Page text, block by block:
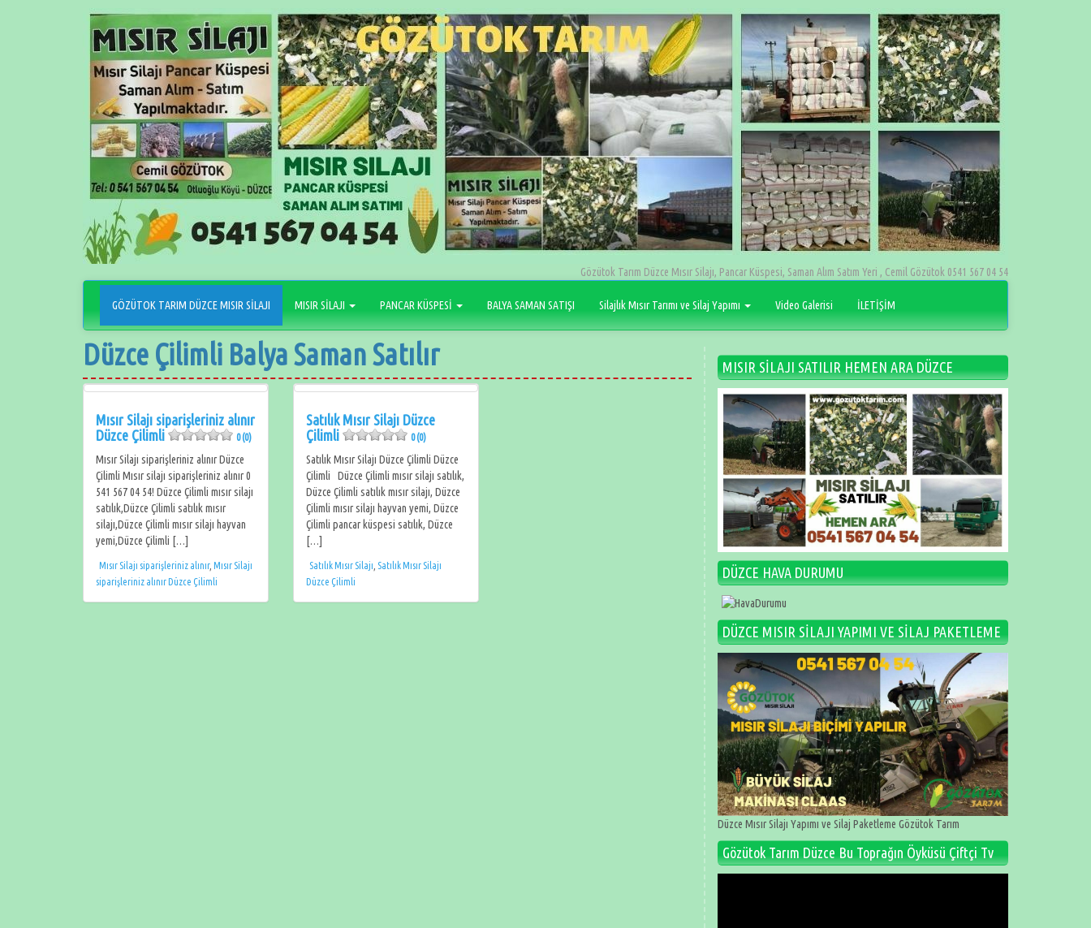
Gözütok Tarım Düzce Mısır Silajı, Pancar Küspesi, Saman Alım Satım Yeri , Cemil Gözütok 0541 567 04 54
GÖZÜTOK TARIM DÜZCE MISIR SİLAJI MISIR SİLAJI PANCAR KÜSPESİ BALYA SAMAN SATIŞI Silajlık Mısır Tarımı ve Silaj Yapımı Video Galerisi İLETİŞİM
Düzce Çilimli Balya Saman Satılır
Mısır Silajı siparişleriniz alınır
Düzce Çilimli
0 (0)
Mısır Silajı siparişleriniz alınır Düzce
Çilimli Mısır silajı siparişleriniz alınır 0
541 567 04 54! Düzce Çilimli mısır silajı
satılık,Düzce Çilimli satılık mısır
silajı,Düzce Çilimli mısır silajı hayvan
yemi,Düzce Çilimli […]
Mısır Silajı siparişleriniz alınır, Mısır Silajı
siparişleriniz alınır Düzce Çilimli
Satılık Mısır Silajı Düzce
Çilimli
0 (0)
Satılık Mısır Silajı Düzce Çilimli Düzce
Çilimli Düzce Çilimli mısır silajı satılık,
Düzce Çilimli satılık mısır silajı, Düzce
Çilimli mısır silajı hayvan yemi, Düzce
Çilimli pancar küspesi satılık, Düzce
[…]
Satılık Mısır Silajı Satılık Mısır Silajı
Düzce Çilimli
MISIR SİLAJI SATILIR HEMEN ARA DÜZCE
DÜZCE HAVA DURUMU
DÜZCE MISIR SİLAJI YAPIMI VE SİLAJ PAKETLEME
Düzce Mısır Silajı Yapımı ve Silaj Paketleme Gözütok Tarım
Gözütok Tarım Düzce Bu Toprağın Öyküsü Çiftçi Tv